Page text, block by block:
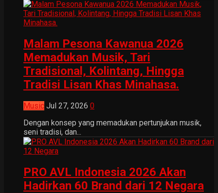
Malam Pesona Kawanua 2026
Memadukan Musik, Tari
Tradisional, Kolintang, Hingga
Tradisi Lisan Khas Minahasa.
Music Jul 27, 2026 0
Dengan konsep yang memadukan pertunjukan musik,
seni tradisi, dan...
PRO AVL Indonesia 2026 Akan
Hadirkan 60 Brand dari 12 Negara